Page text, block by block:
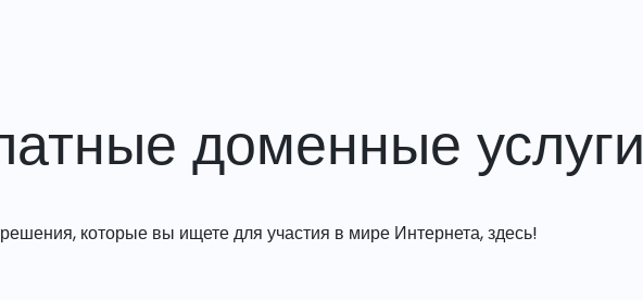
доменные услуги
которые вы ищете для участия в мире Интернета, здесь!